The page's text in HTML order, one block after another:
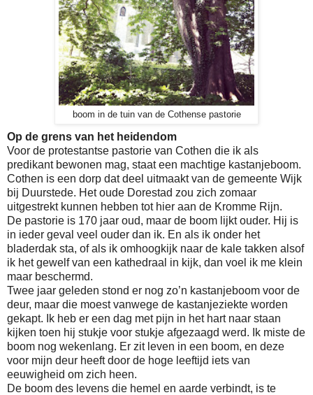
boom in de tuin van de Cothense pastorie
Op de grens van het heidendom
Voor de protestantse pastorie van Cothen die ik als
predikant bewonen mag, staat een machtige kastanjeboom.
Cothen is een dorp dat deel uitmaakt van de gemeente Wijk
bij Duurstede. Het oude Dorestad zou zich zomaar
uitgestrekt kunnen hebben tot hier aan de Kromme Rijn.
De pastorie is 170 jaar oud, maar de boom lijkt ouder. Hij is
in ieder geval veel ouder dan ik. En als ik onder het
bladerdak sta, of als ik omhoogkijk naar de kale takken alsof
ik het gewelf van een kathedraal in kijk, dan voel ik me klein
maar beschermd.
Twee jaar geleden stond er nog zo’n kastanjeboom voor de
deur, maar die moest vanwege de kastanjeziekte worden
gekapt. Ik heb er een dag met pijn in het hart naar staan
kijken toen hij stukje voor stukje afgezaagd werd. Ik miste de
boom nog wekenlang. Er zit leven in een boom, en deze
voor mijn deur heeft door de hoge leeftijd iets van
eeuwigheid om zich heen.
De boom des levens die hemel en aarde verbindt, is te